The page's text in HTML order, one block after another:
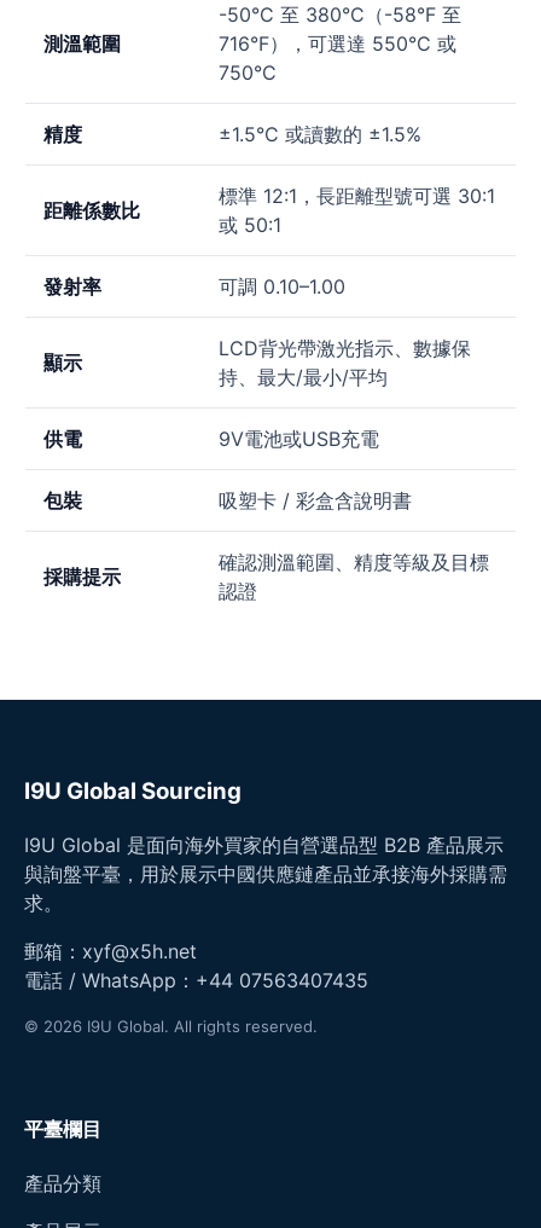
測溫範圍
-50°C 至 380°C（-58°F 至
716°F），可選達 550°C 或
750°C
精度 ±1.5°C 或讀數的 ±1.5%
距離係數比
標準 12:1，長距離型號可選 30:1
或 50:1
發射率 可調 0.10–1.00
顯示
LCD背光帶激光指示、數據保
持、最大/最小/平均
供電 9V電池或USB充電
包裝 吸塑卡 / 彩盒含說明書
採購提示
確認測溫範圍、精度等級及目標
認證
I9U Global Sourcing
I9U Global 是面向海外買家的自營選品型 B2B 產品展示
與詢盤平臺，用於展示中國供應鏈產品並承接海外採購需
求。
郵箱： xyf@x5h.net
電話 / WhatsApp： +44 07563407435
© 2026 I9U Global. All rights reserved.
平臺欄目
產品分類